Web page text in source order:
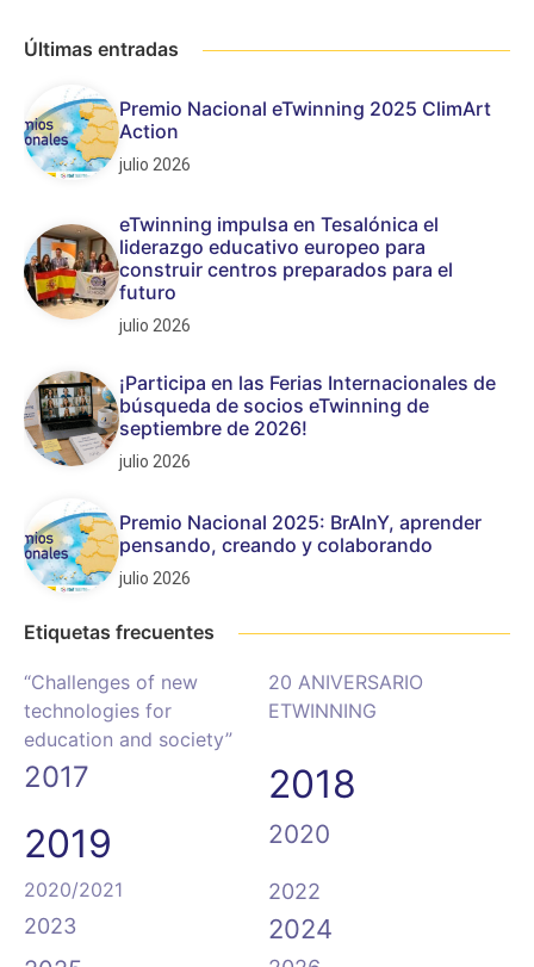
Últimas entradas
Premio Nacional eTwinning 2025 ClimArt
Action
julio 2026
eTwinning impulsa en Tesalónica el
liderazgo educativo europeo para
construir centros preparados para el
futuro
julio 2026
¡Participa en las Ferias Internacionales de
búsqueda de socios eTwinning de
septiembre de 2026!
julio 2026
Premio Nacional 2025: BrAInY, aprender
pensando, creando y colaborando
julio 2026
Etiquetas frecuentes
“Challenges of new
technologies for
education and society”
20 ANIVERSARIO
ETWINNING
2017
2018
2019
2020
2020/2021
2022
2023
2024